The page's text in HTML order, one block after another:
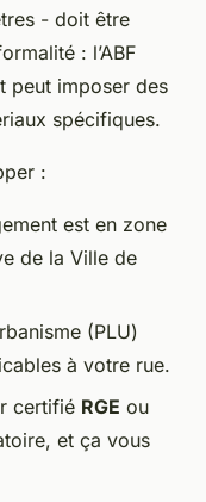
- doit être
: l’ABF
peut imposer des
spécifiques.
:
est en zone
de la Ville de
(PLU)
à votre rue.
certifié RGE ou
et ça vous